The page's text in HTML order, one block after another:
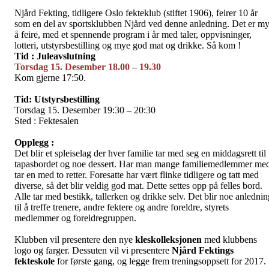
Njård Fekting, tidligere Oslo fekteklub (stiftet 1906), feirer 10 år
som en del av sportsklubben Njård ved denne anledning. Det er
å feire, med et spennende program i år med taler, oppvisninger,
lotteri, utstyrsbestilling og mye god mat og drikke. Så kom !
Tid : Juleavslutning
Torsdag 15. Desember 18.00 – 19.30
Kom gjerne 17:50.
Tid: Utstyrsbestilling
Torsdag 15. Desember 19:30 – 20:30
Sted : Fektesalen
Opplegg :
Det blir et spleiselag der hver familie tar med seg en middagsrett til
tapasbordet og noe dessert. Har man mange familiemedlemmer
tar en med to retter. Foresatte har vært flinke tidligere og tatt med
diverse, så det blir veldig god mat. Dette settes opp på felles bord.
Alle tar med bestikk, tallerken og drikke selv. Det blir noe
til å treffe trenere, andre fektere og andre foreldre, styrets
medlemmer og foreldregruppen.
Klubben vil presentere den nye kleskolleksjonen med klubbens
logo og farger. Dessuten vil vi presentere Njård Fektings
fekteskole for første gang, og legge frem treningsoppsett for 2017.